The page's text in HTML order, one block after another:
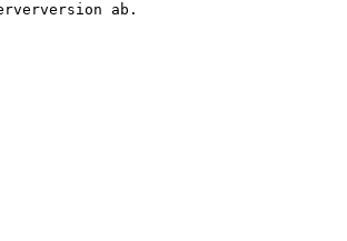
ab.